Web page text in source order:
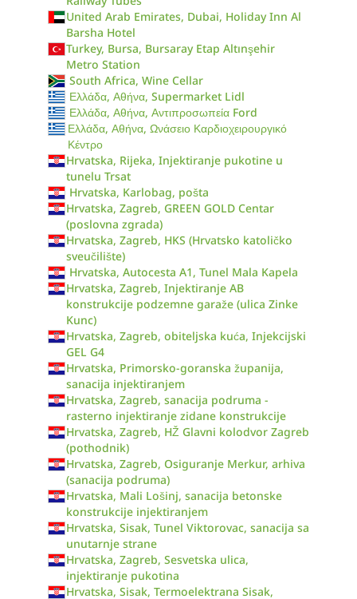
United Arab Emirates, Dubai, Holiday Inn Al
Barsha Hotel
Turkey, Bursa, Bursaray Etap Altınşehir
Metro Station
South Africa, Wine Cellar
Ελλάδα, Αθήνα, Supermarket Lidl
Ελλάδα, Αθήνα, Αντιπροσωπεία Ford
Ελλάδα, Αθήνα, Ωνάσειο Καρδιοχειρουργικό
Κέντρο
Hrvatska, Rijeka, Injektiranje pukotine u
tunelu Trsat
Hrvatska, Karlobag, pošta
Hrvatska, Zagreb, GREEN GOLD Centar
(poslovna zgrada)
Hrvatska, Zagreb, HKS (Hrvatsko katoličko
sveučilište)
Hrvatska, Autocesta A1, Tunel Mala Kapela
Hrvatska, Zagreb, Injektiranje AB
konstrukcije podzemne garaže (ulica Zinke
Kunc)
Hrvatska, Zagreb, obiteljska kuća, Injekcijski
GEL G4
Hrvatska, Primorsko-goranska županija,
sanacija injektiranjem
Hrvatska, Zagreb, sanacija podruma -
rasterno injektiranje zidane konstrukcije
Hrvatska, Zagreb, HŽ Glavni kolodvor Zagreb
(pothodnik)
Hrvatska, Zagreb, Osiguranje Merkur, arhiva
(sanacija podruma)
Hrvatska, Mali Lošinj, sanacija betonske
konstrukcije injektiranjem
Hrvatska, Sisak, Tunel Viktorovac, sanacija sa
unutarnje strane
Hrvatska, Zagreb, Sesvetska ulica,
injektiranje pukotina
Hrvatska, Sisak, Termoelektrana Sisak,